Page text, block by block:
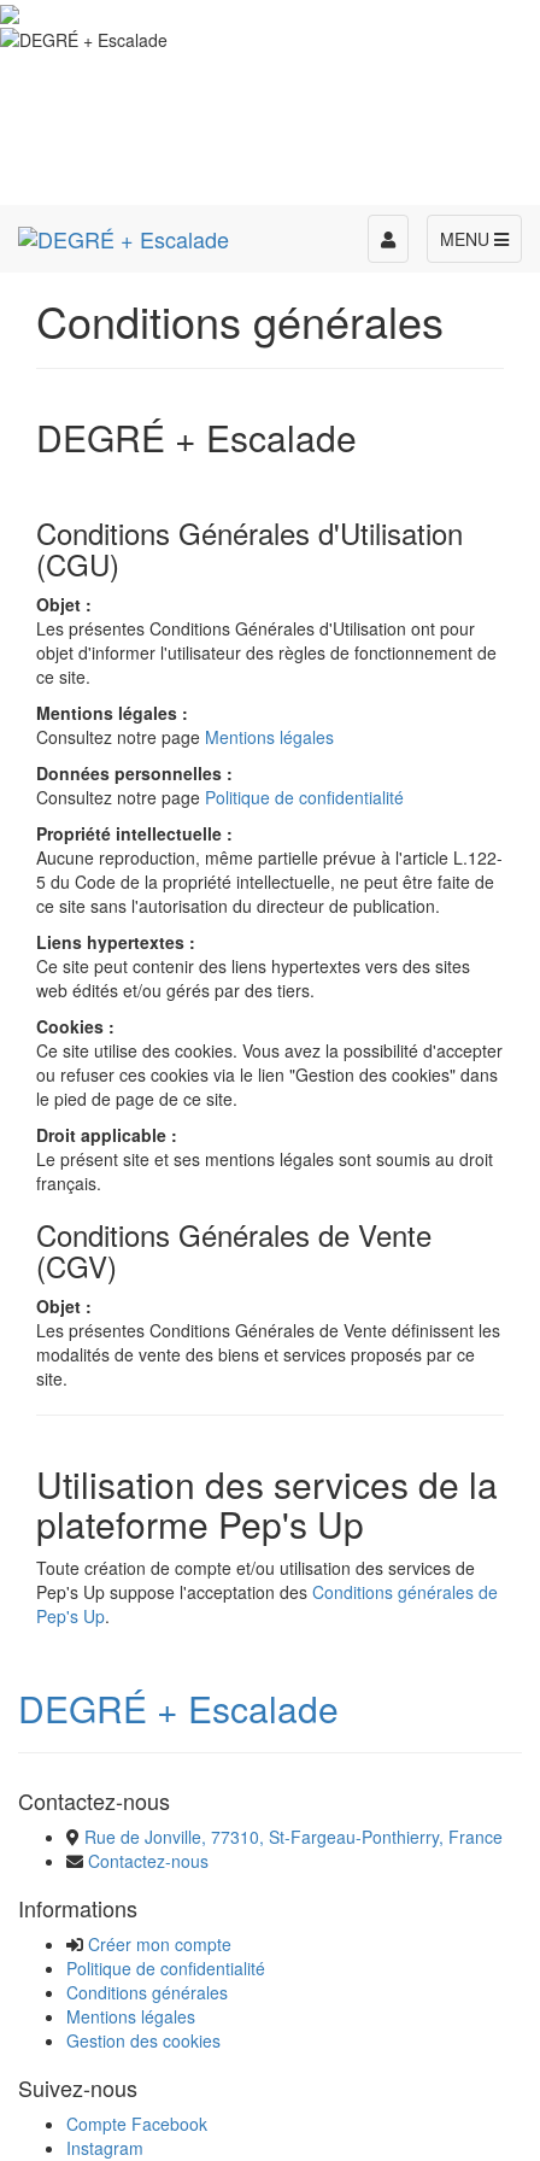
MENU
Toggle
navigation
Conditions générales
DEGRÉ + Escalade
Conditions Générales d'Utilisation
(CGU)
Objet :
Les présentes Conditions Générales d'Utilisation ont pour
objet d'informer l'utilisateur des règles de fonctionnement de
ce site.
Mentions légales :
Consultez notre page Mentions légales
Données personnelles :
Consultez notre page Politique de confidentialité
Propriété intellectuelle :
Aucune reproduction, même partielle prévue à l'article L.122-
5 du Code de la propriété intellectuelle, ne peut être faite de
ce site sans l'autorisation du directeur de publication.
Liens hypertextes :
Ce site peut contenir des liens hypertextes vers des sites
web édités et/ou gérés par des tiers.
Cookies :
Ce site utilise des cookies. Vous avez la possibilité d'accepter
ou refuser ces cookies via le lien "Gestion des cookies" dans
le pied de page de ce site.
Droit applicable :
Le présent site et ses mentions légales sont soumis au droit
français.
Conditions Générales de Vente
(CGV)
Objet :
Les présentes Conditions Générales de Vente définissent les
modalités de vente des biens et services proposés par ce
site.
Utilisation des services de la
plateforme Pep's Up
Toute création de compte et/ou utilisation des services de
Pep's Up suppose l'acceptation des Conditions générales de
Pep's Up.
DEGRÉ + Escalade
Contactez-nous
Rue de Jonville, 77310, St-Fargeau-Ponthierry, France
Contactez-nous
Informations
Créer mon compte
Politique de confidentialité
Conditions générales
Mentions légales
Gestion des cookies
Suivez-nous
Compte Facebook
Instagram